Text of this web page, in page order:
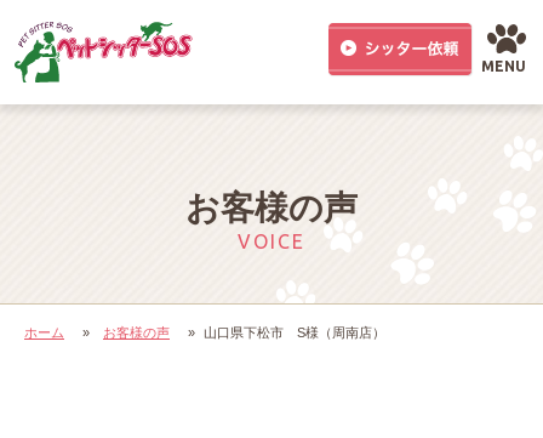
MENU
お客様の声
VOICE
ホーム » お客様の声 » 山口県下松市 S様（周南店）